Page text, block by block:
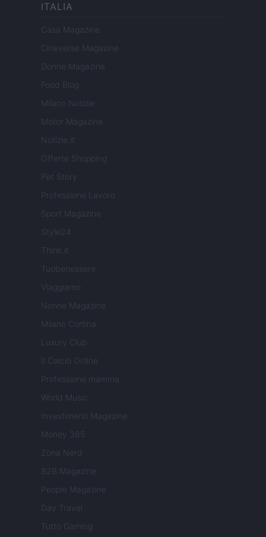
ITALIA
Casa Magazine
Cineverse Magazine
Donne Magazine
Food Blog
Milano Notizie
Motor Magazine
Notizie.it
Offerte Shopping
Pet Story
Professione Lavoro
Sport Magazine
Style24
Think.it
Tuobenessere
Viaggiamo
Nonne Magazine
Milano Cortina
Luxury Club
Il Calcio Online
Professione mamma
World Music
Investimenti Magazine
Money 365
Zona Nerd
B2B Magazine
People Magazine
Day Travel
Tutto Gaming